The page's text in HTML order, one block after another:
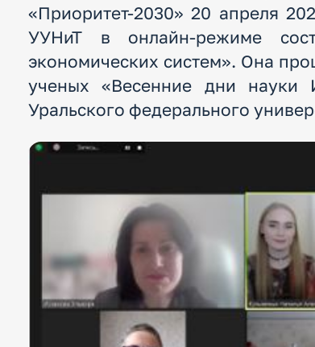
«Приоритет-2030» 20 апреля
УУНиТ в онлайн-режиме
экономических систем». Она
ученых «Весенние дни науки
Уральского федерального